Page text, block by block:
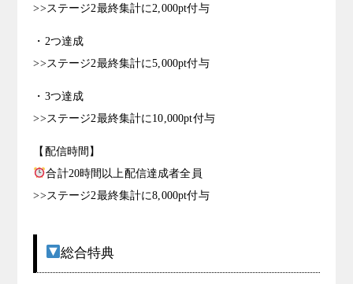
>>ステージ2最終集計に2,000pt付与
・2つ達成
>>ステージ2最終集計に5,000pt付与
・3つ達成
>>ステージ2最終集計に10,000pt付与
【配信時間】
合計20時間以上配信達成者全員
>>ステージ2最終集計に8,000pt付与
総合特典